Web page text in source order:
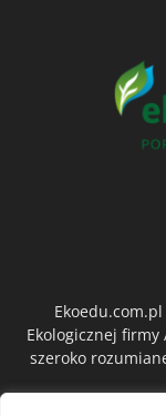
Ekologicznej
szeroko